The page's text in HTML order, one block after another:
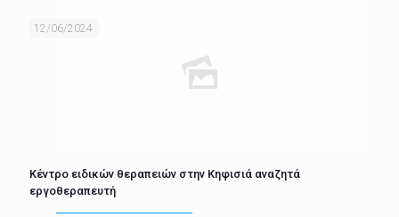
12/06/2024
Κέντρο ειδικών θεραπειών στην Κηφισιά αναζητά
εργοθεραπευτή